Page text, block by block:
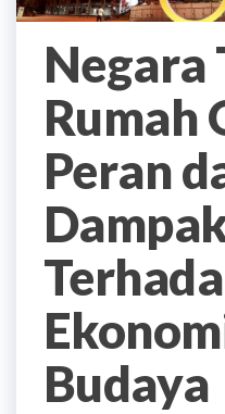
Negara
Rumah
Peran
Budaya